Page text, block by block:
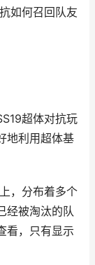
如何召回队友
超体对抗玩
地利用超体基
，分布着多个
经被淘汰的队
看，只有显示